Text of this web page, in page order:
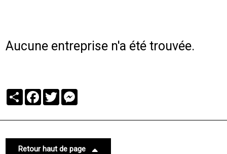
Aucune entreprise n'a été trouvée.
PartagerFacebook
Twitter
Retour haut de page